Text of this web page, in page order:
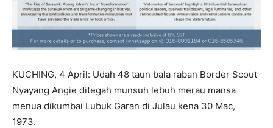
KUCHING, 4 April: Udah 48 taun bala raban Border Scout
Nyayang Angie ditegah munsuh lebuh merau mansa
menua dikumbai Lubuk Garan di Julau kena 30 Mac,
1973.